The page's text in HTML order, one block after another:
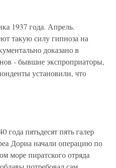
1937 года. Апрель.
такую силу гипноза на
доказано в
- бывшие экспроприаторы,
установили, что
года пятьдесят пять галер
Дориа начали операцию по
море пиратского отряда